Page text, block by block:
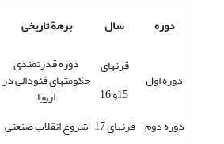
دوره
سال برهة تاریخی
دوره اول
قرنهای
15و 16
دوره قدرتمندی
حکومتهای فئودالی در
اروپا
دوره دوم قرنهای 17 شروع انقلاب صنعتی